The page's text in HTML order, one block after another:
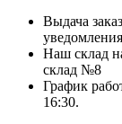
Выдача
Наш склад
склад №8
График
16:30.